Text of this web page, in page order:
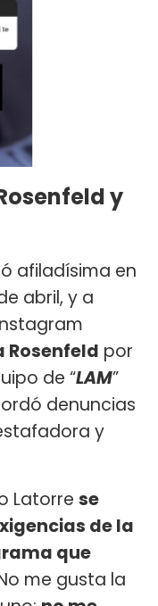
y
afiladísima en
abril, y a
Rosenfeld por
de “LAM”
denuncias
y
Latorre se
de la
que
me gusta la